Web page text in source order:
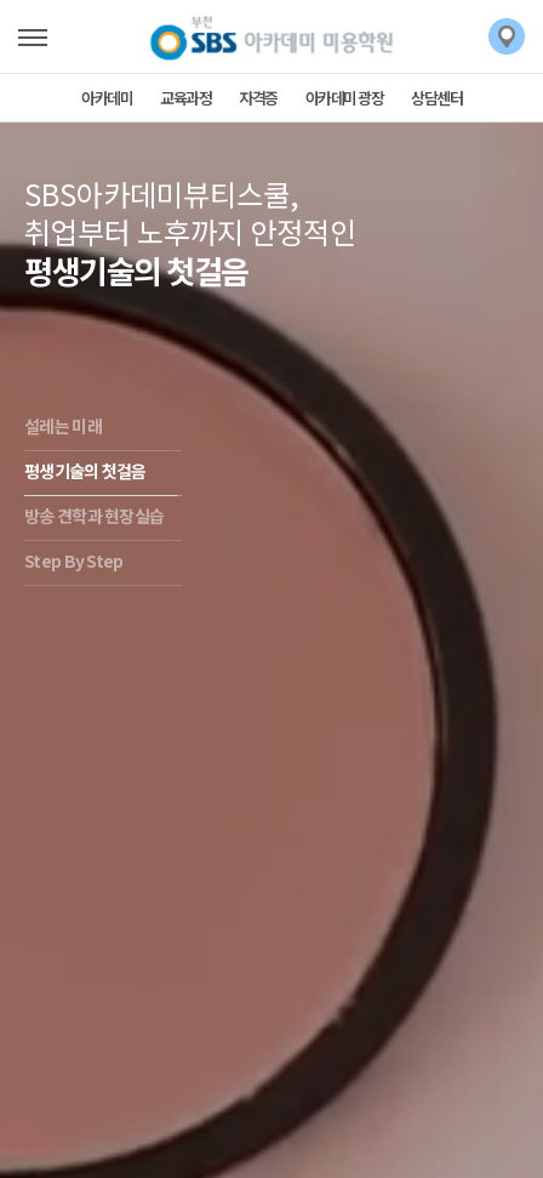
아카데미 교육과정 자격증 아카데미 광장 상담센터
SBS아카데미뷰티스쿨,
취업부터 노후까지 안정적인
평생기술의 첫걸음
설레는 미래
평생기술의 첫걸음
방송 견학과 현장실습
Step By Step